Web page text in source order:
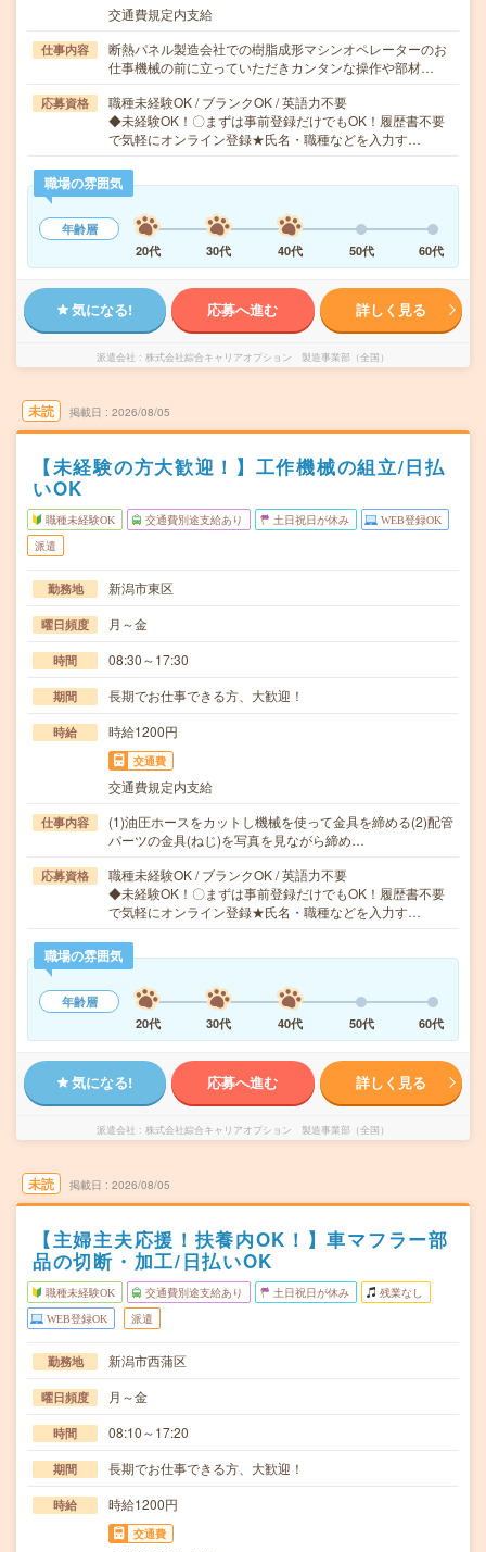
交通費規定内支給
仕事内容
断熱パネル製造会社での樹脂成形マシンオペレーターのお
仕事機械の前に立っていただきカンタンな操作や部材…
応募資格
職種未経験OK / ブランクOK / 英語力不要
◆未経験OK！〇まずは事前登録だけでもOK！履歴書不要
で気軽にオンライン登録★氏名・職種などを入力す…
職場の雰囲気
年齢層
20代
30代 40代 50代 60代
気になる! 応募へ進む 詳しく見る
派遣会社 株式会社綜合キャリアオプション 製造事業部（全国）
未読 掲載日 2026/08/05
【未経験の方大歓迎！】工作機械の組立/日払
いOK
職種未経験OK 交通費別途支給あり 土日祝日が休み WEB登録OK
派遣
勤務地 新潟市東区
曜日頻度 月～金
時間 08:30～17:30
期間 長期でお仕事できる方、大歓迎！
時給 時給1200円
交通費
交通費規定内支給
仕事内容
(1)油圧ホースをカットし機械を使って金具を締める(2)配管
パーツの金具(ねじ)を写真を見ながら締め…
応募資格
職種未経験OK / ブランクOK / 英語力不要
◆未経験OK！〇まずは事前登録だけでもOK！履歴書不要
で気軽にオンライン登録★氏名・職種などを入力す…
職場の雰囲気
年齢層
20代
30代 40代 50代 60代
気になる! 応募へ進む 詳しく見る
派遣会社 株式会社綜合キャリアオプション 製造事業部（全国）
未読 掲載日 2026/08/05
【主婦主夫応援！扶養内OK！】車マフラー部
品の切断・加工/日払いOK
職種未経験OK 交通費別途支給あり 土日祝日が休み 残業なし
WEB登録OK 派遣
勤務地 新潟市西蒲区
曜日頻度 月～金
時間 08:10～17:20
期間 長期でお仕事できる方、大歓迎！
時給 時給1200円
交通費